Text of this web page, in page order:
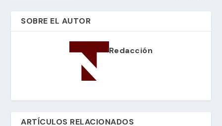
SOBRE EL AUTOR
Redacción
ARTÍCULOS RELACIONADOS